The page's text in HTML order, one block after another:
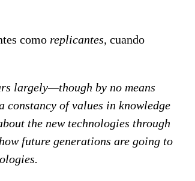
como replicantes, cuando
largely—though by no means
of values in knowledge
the new technologies through
future generations are going to